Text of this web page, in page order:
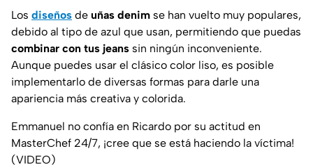
Los diseños de uñas denim se han vuelto muy populares,
debido al tipo de azul que usan, permitiendo que puedas
combinar con tus jeans sin ningún inconveniente.
Aunque puedes usar el clásico color liso, es posible
implementarlo de diversas formas para darle una
apariencia más creativa y colorida.
Emmanuel no confía en Ricardo por su actitud en
MasterChef 24/7, ¡cree que se está haciendo la víctima!
(VIDEO)